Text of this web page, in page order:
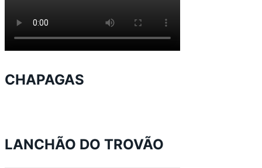
CHAPAGAS
LANCHÃO DO TROVÃO